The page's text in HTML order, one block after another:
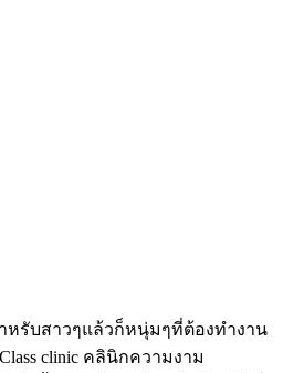
หรับสาวๆแล้วก็หนุ่มๆที่ต้องทำงาน
clinic คลินิกความงาม